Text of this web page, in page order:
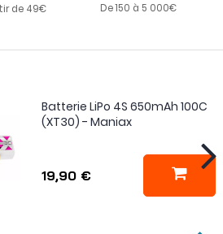
de 49€
De 150 à 5 000€
Batterie LiPo 4S 650mAh 100C
(XT30) - Maniax
19,90 €